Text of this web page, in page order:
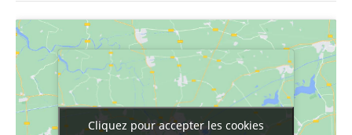
Cliquez pour accepter les cookies
Cliquez pour accepter les cookies